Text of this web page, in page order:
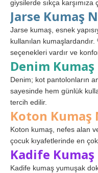
giysilerde sıkça karşımıza
Jarse Kumaş
Jarse kumaş, esnek
kullanılan
seçenekleri vardır ve
Denim
Denim; kot pantolonların
sayesinde hem günlük
tercih edilir.
Koton Kumaş
Koton kumaş, nefes alan
çocuk kıyafetlerinde en
Kadife
Kadife kumaş yumuşak